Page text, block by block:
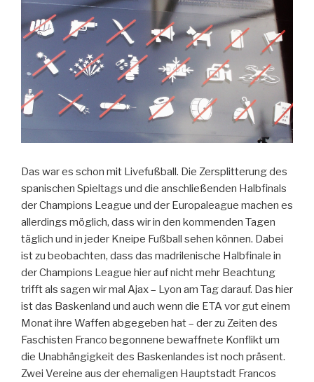
Das war es schon mit Livefußball. Die Zersplitterung des
spanischen Spieltags und die anschließenden Halbfinals
der Champions League und der Europaleague machen es
allerdings möglich, dass wir in den kommenden Tagen
täglich und in jeder Kneipe Fußball sehen können. Dabei
ist zu beobachten, dass das madrilenische Halbfinale in
der Champions League hier auf nicht mehr Beachtung
trifft als sagen wir mal Ajax – Lyon am Tag darauf. Das hier
ist das Baskenland und auch wenn die ETA vor gut einem
Monat ihre Waffen abgegeben hat – der zu Zeiten des
Faschisten Franco begonnene bewaffnete Konflikt um
die Unabhängigkeit des Baskenlandes ist noch präsent.
Zwei Vereine aus der ehemaligen Hauptstadt Francos